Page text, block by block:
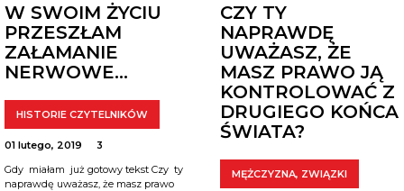
W SWOIM ŻYCIU
PRZESZŁAM
ZAŁAMANIE
NERWOWE…
HISTORIE CZYTELNIKÓW
01 lutego, 2019
3
Gdy miałam już gotowy tekst Czy ty
naprawdę uważasz, że masz prawo
CZY TY
NAPRAWDĘ
UWAŻASZ, ŻE
MASZ PRAWO JĄ
KONTROLOWAĆ Z
DRUGIEGO KOŃCA
ŚWIATA?
MĘŻCZYZNA, ZWIĄZKI